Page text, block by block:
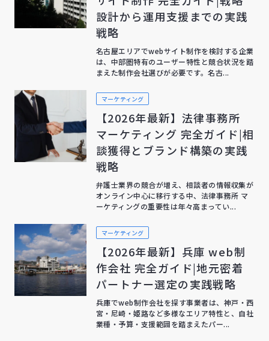
設計から運用支援までの実践
戦略
名古屋エリアでwebサイト制作を検討する企業
は、中部圏特有のユーザー特性と競合状況を踏
まえた制作会社選びが必要です。名古...
マーケティング
【2026年最新】法律事務所
マーケティング 完全ガイド|相
談獲得とブランド構築の実践
戦略
弁護士業界の競合が増え、相談者の情報収集が
オンライン中心に移行する中、法律事務所 マ
ーケティングの重要性は年々高まってい...
マーケティング
【2026年最新】兵庫 web制
作会社 完全ガイド|地元密着
パートナー選定の実践戦略
兵庫でweb制作会社を探す事業者は、神戸・西
宮・尼崎・姫路など多様なエリア特性と、自社
業種・予算・支援範囲を踏まえたパー...